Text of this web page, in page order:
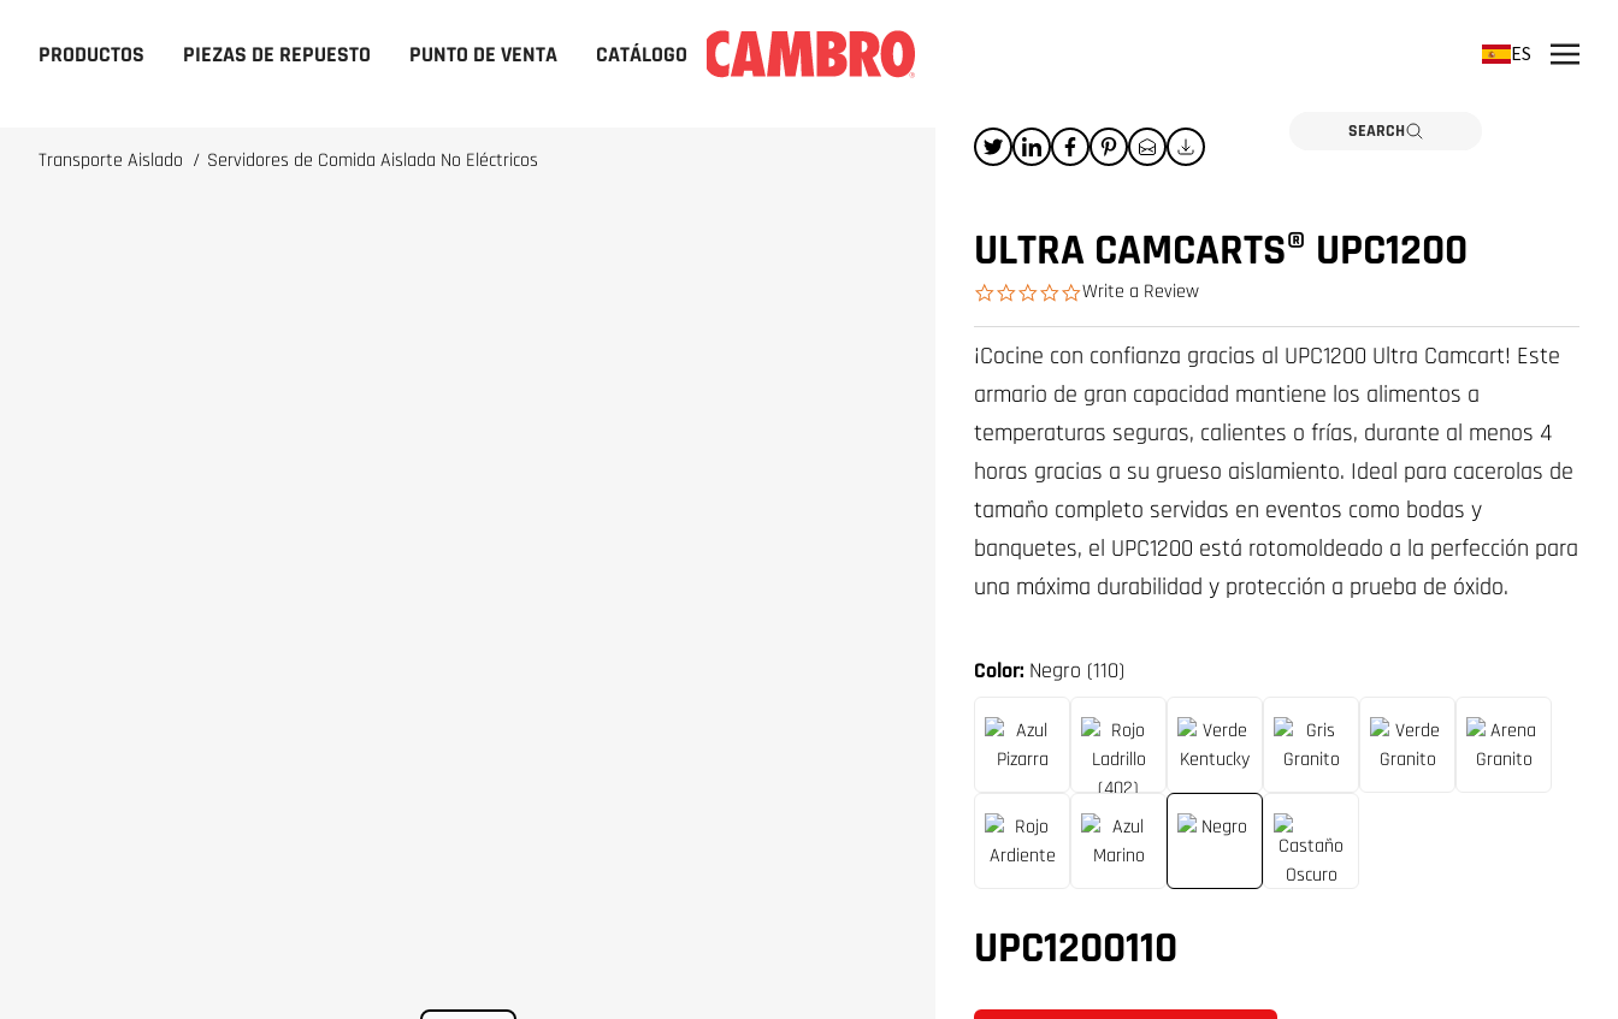
PRODUCTOS PIEZAS DE REPUESTO PUNTO DE VENTA CATÁLOGO
SEARCH
ES
Transporte Aislado / Servidores de Comida Aislada No Eléctricos
ULTRA CAMCARTS® UPC1200
0.0 star rating
Write a Review
Color: Negro (110)
UPC1200110
¡Cocine con confianza gracias al UPC1200 Ultra Camcart! Este
armario de gran capacidad mantiene los alimentos a
temperaturas seguras, calientes o frías, durante al menos 4
horas gracias a su grueso aislamiento. Ideal para cacerolas de
tamaño completo servidas en eventos como bodas y
banquetes, el UPC1200 está rotomoldeado a la perfección para
una máxima durabilidad y protección a prueba de óxido.